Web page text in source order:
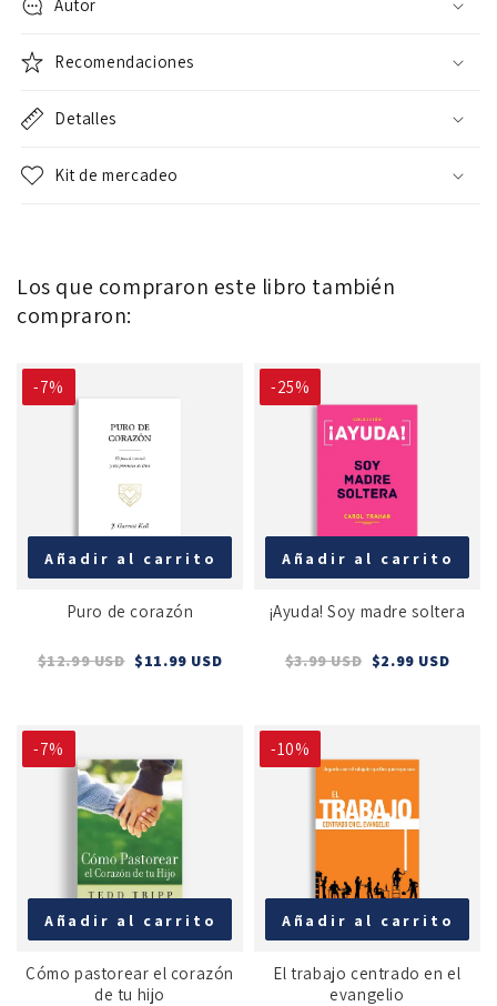
Autor
Recomendaciones
Detalles
Kit de mercadeo
Los que compraron este libro también
compraron:
-7%
Añadir al carrito
Puro de corazón
$12.99 USD $11.99 USD
-25%
Añadir al carrito
¡Ayuda! Soy madre soltera
$3.99 USD $2.99 USD
-7%
Añadir al carrito
Cómo pastorear el corazón
de tu hijo
-10%
Añadir al carrito
El trabajo centrado en el
evangelio